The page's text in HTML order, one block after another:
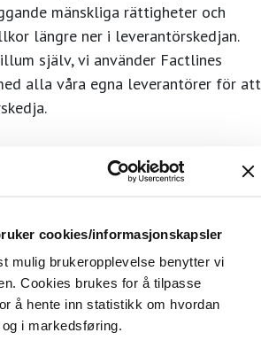
cookies/informasjonskapsler
mulig brukeropplevelse benytter vi
Cookies brukes for å tilpasse
å hente inn statistikk om hvordan
i markedsføring.
mänskliga rättigheter och
längre ner i leverantörskedjan.
själv, vi använder Factlines
alla våra egna leverantörer för att
minskar matsvinn
väl vara branschens största
som hamnar i soporna innebär både
och förlorade intäkter. Vi
Vi letar efter liknande lösningar i
varit med och etablerat, och
till, Plateful– en grossist som
för livsmedelsbutiker och